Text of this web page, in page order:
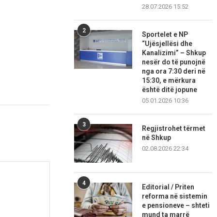
28.07.2026 15:52
2
Sportelet e NP
“Ujësjellësi dhe
Kanalizimi” – Shkup
nesër do të punojnë
nga ora 7:30 deri në
15:30, e mërkura
është ditë jopune
05.01.2026 10:36
3
Regjistrohet tërmet
në Shkup
02.08.2026 22:34
4
Editorial / Priten
reforma në sistemin
e pensioneve – shteti
mund ta marrë